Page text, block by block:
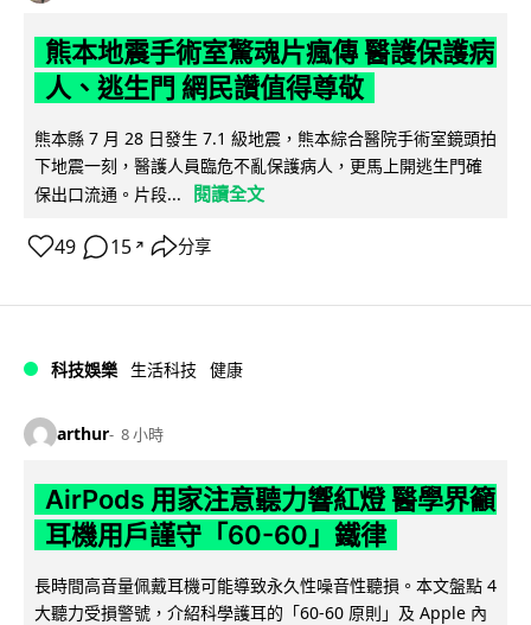
熊本地震手術室驚魂片瘋傳 醫護保護病
人、逃生門 網民讚值得尊敬
熊本縣 7 月 28 日發生 7.1 級地震，熊本綜合醫院手術室鏡頭拍
下地震一刻，醫護人員臨危不亂保護病人，更馬上開逃生門確
保出口流通。片段...
閱讀全文
49 15 ↗ 分享
科技娛樂 生活科技 健康
arthur 8 小時
AirPods 用家注意聽力響紅燈 醫學界籲
耳機用戶謹守「60-60」鐵律
長時間高音量佩戴耳機可能導致永久性噪音性聽損。本文盤點 4
大聽力受損警號，介紹科學護耳的「60-60 原則」及 Apple 內